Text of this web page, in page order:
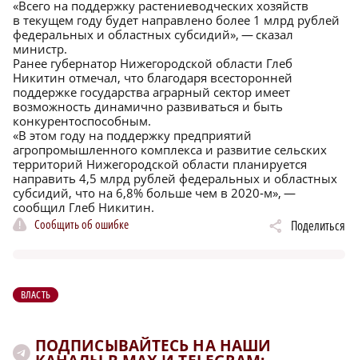
«Всего на поддержку растениеводческих хозяйств
в текущем году будет направлено более 1 млрд рублей
федеральных и областных субсидий», — сказал
министр.
Ранее губернатор Нижегородской области Глеб
Никитин отмечал, что благодаря всесторонней
поддержке государства аграрный сектор имеет
возможность динамично развиваться и быть
конкурентоспособным.
«В этом году на поддержку предприятий
агропромышленного комплекса и развитие сельских
территорий Нижегородской области планируется
направить 4,5 млрд рублей федеральных и областных
субсидий, что на 6,8% больше чем в 2020‑м», —
сообщил Глеб Никитин.
Сообщить об ошибке
Поделиться
ВЛАСТЬ
ПОДПИСЫВАЙТЕСЬ НА НАШИ